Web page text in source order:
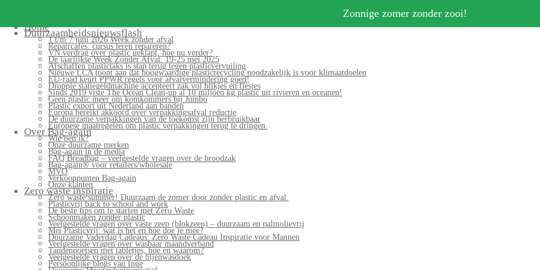
Home
Duurzaamheidsnieuwsflash
1 t/m 7 juni 2026 Week zonder afval
Repaircafés: cursus leren repareren?
VN verdrag over plastic geklapt, hoe nu verder?
De jaarlijkse Week Zonder Afval: 19-25 mei 2025
Afschaffen plastictaks is stap terug tegen plasticvervuiling
Nieuwe LCA toont aan dat hoogwaardige plasticrecycling noodzakelijk is voor klimaatdoelen
EU-raad keurt PPWR regels voor afvalvermindering goed!
Droppie statiegeldmachine accepteert zak vol blikjes en flesjes
Sinds 2019 viste The Ocean Clean-up al 10 miljoen kg plastic uit rivieren en oceanen!
Geen plastic meer om komkommers bij Jumbo
Plastic export uit Nederland aan banden
Europa bereikt akkoord over verpakkingsafval reductie
De duurzame verpakkingen van de toekomst zijn herbruikbaar
Europese maatregelen om plastic verpakkingen terug te dringen.
Over Bag-again
Wie ben ik?
Onze duurzame merken
Bag-again in de media
FAQ Breadbag – veelgestelde vragen over de broodzak
Bag-again® voor retailers/wholesale
MVO
Verkooppunten Bag-again
Onze klanten
Zero waste inspiratie
Zero waste summer! Duurzaam de zomer door zonder plastic en afval.
Plasticvrij back to school and work
De beste tips om te starten met Zero Waste
Schoonmaken zonder plastic
Veelgestelde vragen over vaste zeep (blokzeep) – duurzaam en palmolievrij
Mei Plasticvrij: wat is het en hoe doe je mee?
Duurzame Vaderdag Cadeaus: Zero Waste Cadeau Inspiratie voor Mannen
Veelgestelde vragen over wasbaar maandverband
Tandenpoetsen met tabletjes, hoe en waarom?
Veelgestelde vragen over de bijenwasdoek
Persoonlijke blogs van Inge
Zonnige zomer zonder zooi!